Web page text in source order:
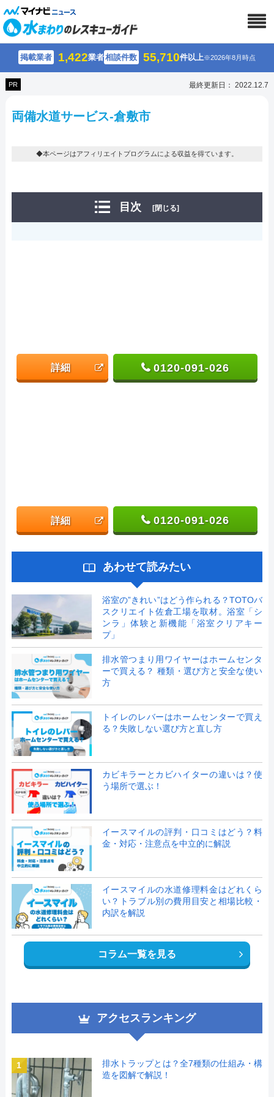
掲載業者 1,422業者相談件数 55,710件以上※2026年8月時点
PR 最終更新日： 2022.12.7
両備水道サービス-倉敷市
◆本ページはアフィリエイトプログラムによる収益を得ています。
目次 [閉じる]
詳細 0120-091-026
詳細 0120-091-026
あわせて読みたい
浴室の”きれい”はどう作られる？TOTOバ
スクリエイト佐倉工場を取材。浴室「シ
ンラ」体験と新機能「浴室クリアキー
プ」
排水管つまり用ワイヤーはホームセンタ
ーで買える？ 種類・選び方と安全な使い
方
トイレのレバーはホームセンターで買え
る？失敗しない選び方と直し方
カビキラーとカビハイターの違いは？使
う場所で選ぶ！
イースマイルの評判・口コミはどう？料
金・対応・注意点を中立的に解説
イースマイルの水道修理料金はどれくら
い？トラブル別の費用目安と相場比較・
内訳を解説
コラム一覧を見る
アクセスランキング
1
排水トラップとは？全7種類の仕組み・構
造を図解で解説！